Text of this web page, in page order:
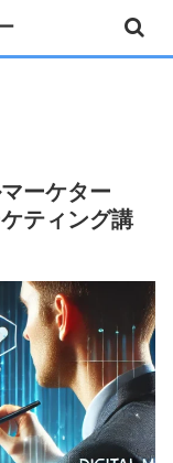
ーケター
ティング講